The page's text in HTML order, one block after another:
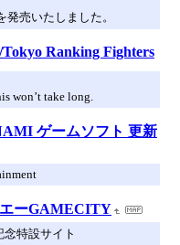
発売いたしました。
Ranking Fighters
won’t take long.
ゲームソフト 更新
ーGAMECITY
念特設サイト